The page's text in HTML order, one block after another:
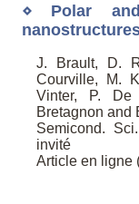
⋄ Polar and
J. Brault, D.
Courville, M.
Vinter, P. De
Bretagnon and
Semicond.
invité
Article en ligne